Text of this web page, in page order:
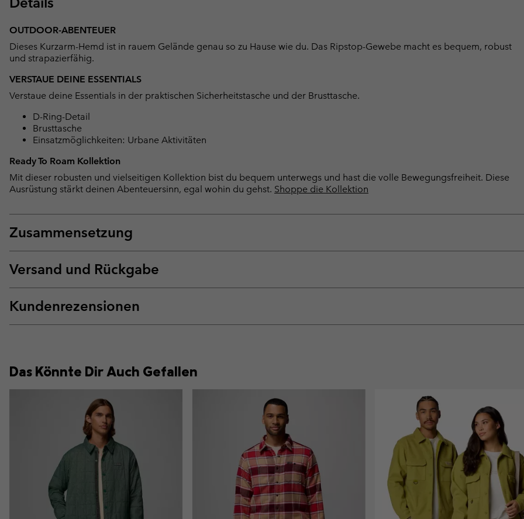
OUTDOOR-ABENTEUER
Dieses Kurzarm-Hemd ist in rauem Gelände genau so zu Hause wie du. Das Ripstop-Gewebe macht es bequem, robust
und strapazierfähig.
VERSTAUE DEINE ESSENTIALS
Verstaue deine Essentials in der praktischen Sicherheitstasche und der Brusttasche.
D-Ring-Detail
Brusttasche
Einsatzmöglichkeiten: Urbane Aktivitäten
Ready To Roam Kollektion
Mit dieser robusten und vielseitigen Kollektion bist du bequem unterwegs und hast die volle Bewegungsfreiheit. Diese
Ausrüstung stärkt deinen Abenteuersinn, egal wohin du gehst. Shoppe die Kollektion
Zusammensetzung
Versand und Rückgabe
Kundenrezensionen
Das Könnte Dir Auch Gefallen